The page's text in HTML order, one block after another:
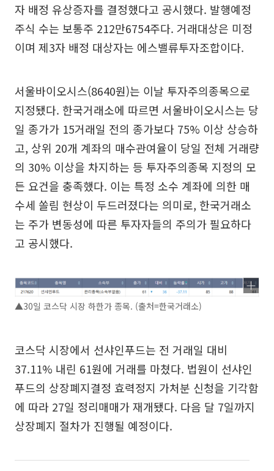
자 배정 유상증자를 결정했다고 공시했다. 발행예정
주식 수는 보통주 212만6754주다. 거래대상은 미정
이며 제3자 배정 대상자는 에스밸류투자조합이다.
서울바이오시스(8640원)는 이날 투자주의종목으로
지정됐다. 한국거래소에 따르면 서울바이오시스는 당
일 종가가 15거래일 전의 종가보다 75% 이상 상승하
고, 상위 20개 계좌의 매수관여율이 당일 전체 거래량
의 30% 이상을 차지하는 등 투자주의종목 지정의 모
든 요건을 충족했다. 이는 특정 소수 계좌에 의한 매
수세 쏠림 현상이 두드러졌다는 의미로, 한국거래소
는 주가 변동성에 따른 투자자들의 주의가 필요하다
고 공시했다.
▲30일 코스닥 시장 하한가 종목. (출처=한국거래소)
코스닥 시장에서 선샤인푸드는 전 거래일 대비
37.11% 내린 61원에 거래를 마쳤다. 법원이 선샤인
푸드의 상장폐지결정 효력정지 가처분 신청을 기각함
에 따라 27일 정리매매가 재개됐다. 다음 달 7일까지
상장폐지 절차가 진행될 예정이다.